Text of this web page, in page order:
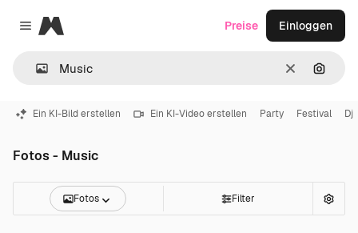
Close menu
Magnific
LöschenNach
Preise Einloggen
Ein KI-Bild erstellen Ein KI-Video erstellen Party Festival Dj
Fotos - Music
Fotos Filter